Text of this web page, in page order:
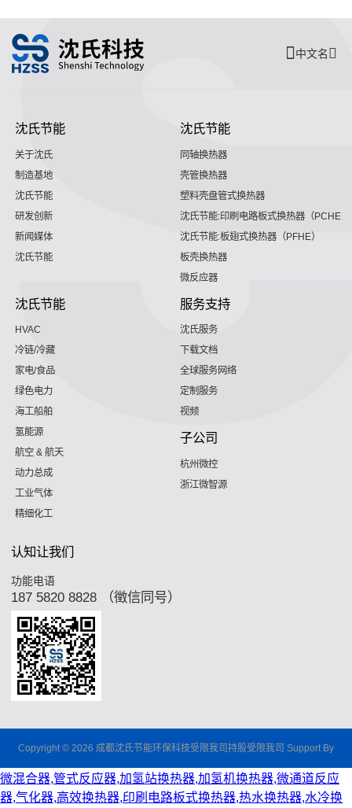
中文名
沈氏节能
关于沈氏
制造基地
沈氏节能
研发创新
新闻媒体
沈氏节能
沈氏节能
同轴换热器
壳管换热器
塑料壳盘管式换热器
沈氏节能:印刷电路板式换热器（PCHE）
沈氏节能:板翅式换热器（PFHE）
板壳换热器
微反应器
沈氏节能
HVAC
冷链/冷藏
家电/食品
绿色电力
海工船舶
氢能源
航空 & 航天
动力总成
工业气体
精细化工
服务支持
沈氏服务
下载文档
全球服务网络
定制服务
视频
子公司
杭州微控
浙江微智源
认知让我们
功能电语
187 5820 8828 （徵信同号）
Copyright © 2026 成都沈氏节能环保科技受限我司持股受限我司 Support By
微混合器,管式反应器,加氢站换热器,加氢机换热器,微通道反应
器,气化器,高效换热器,印刷电路板式换热器,热水换热器,水冷换